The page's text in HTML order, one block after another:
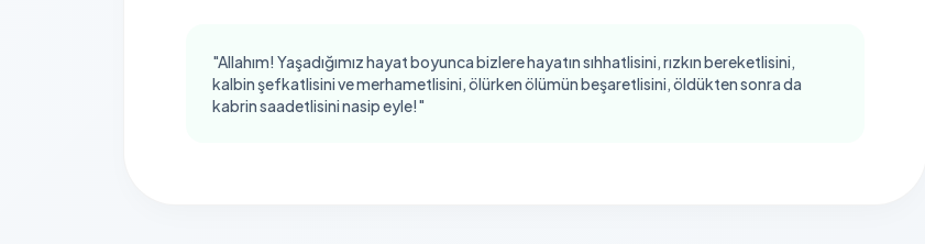
"Allahım! Yaşadığımız hayat boyunca bizlere hayatın sıhhatlisini, rızkın bereketlisini,
kalbin şefkatlisini ve merhametlisini, ölürken ölümün beşaretlisini, öldükten sonra da
kabrin saadetlisini nasip eyle!"